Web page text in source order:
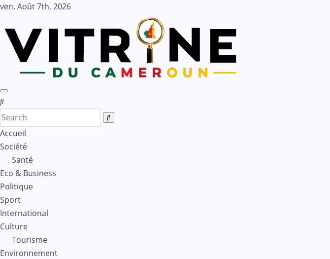
Skip
content
ven. Août 7th, 2026
Accueil
Société
Santé
Eco & Business
Politique
Sport
International
Culture
Tourisme
Environnement